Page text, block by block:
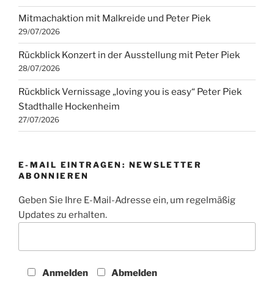
Mitmachaktion mit Malkreide und Peter Piek
29/07/2026
Rückblick Konzert in der Ausstellung mit Peter Piek
28/07/2026
Rückblick Vernissage „loving you is easy“ Peter Piek
Stadthalle Hockenheim
27/07/2026
E-MAIL EINTRAGEN: NEWSLETTER
ABONNIEREN
Geben Sie Ihre E-Mail-Adresse ein, um regelmäßig
Updates zu erhalten.
Anmelden Abmelden